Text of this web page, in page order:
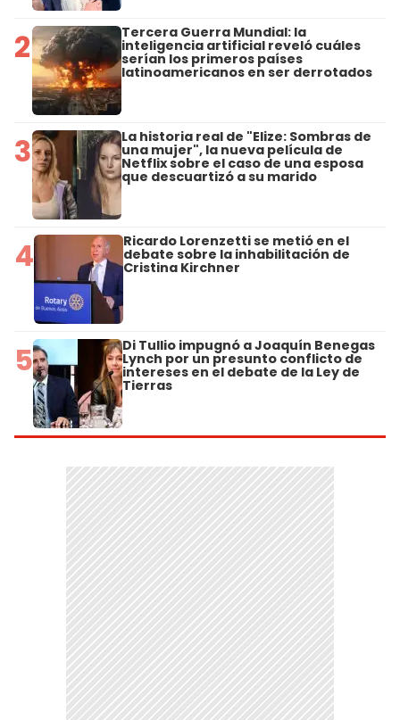
2 Tercera Guerra Mundial: la
inteligencia artificial reveló cuáles
serían los primeros países
latinoamericanos en ser derrotados
3 La historia real de "Elize: Sombras de
una mujer", la nueva película de
Netflix sobre el caso de una esposa
que descuartizó a su marido
4 Ricardo Lorenzetti se metió en el
debate sobre la inhabilitación de
Cristina Kirchner
5 Di Tullio impugnó a Joaquín Benegas
Lynch por un presunto conflicto de
intereses en el debate de la Ley de
Tierras